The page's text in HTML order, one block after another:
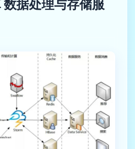
据处理与存储服